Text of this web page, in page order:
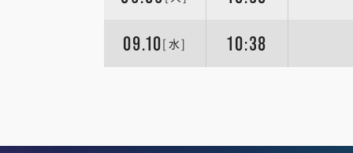
09.10[水] 10:38